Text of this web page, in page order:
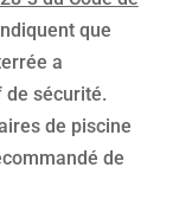
que
a
de sécurité.
de piscine
de